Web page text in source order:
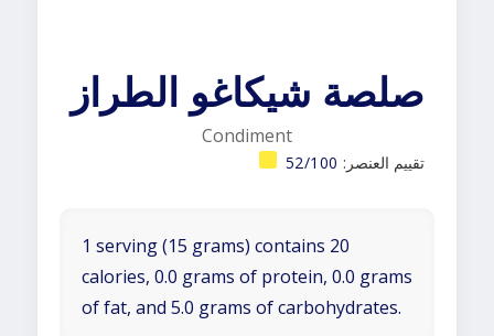
صلصة شيكاغو الطراز
Condiment
تقييم العنصر: 52/100
1 serving (15 grams) contains 20
calories, 0.0 grams of protein, 0.0 grams
of fat, and 5.0 grams of carbohydrates.